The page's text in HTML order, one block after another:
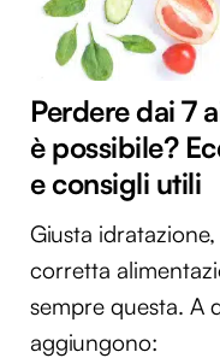
Perdere dai 7
è possibile?
e consigli utili
Giusta
corretta
sempre questa. A
aggiungono: